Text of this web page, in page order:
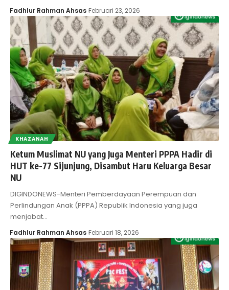
Fadhlur Rahman Ahsas Februari 23, 2026
KHAZANAH
Ketum Muslimat NU yang Juga Menteri PPPA Hadir di
HUT ke-77 Sijunjung, Disambut Haru Keluarga Besar
NU
DIGINDONEWS-Menteri Pemberdayaan Perempuan dan
Perlindungan Anak (PPPA) Republik Indonesia yang juga
menjabat…
Fadhlur Rahman Ahsas Februari 18, 2026